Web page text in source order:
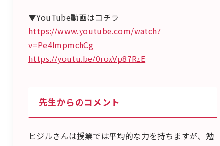
▼YouTube動画はコチラ
https://www.youtube.com/watch?
v=Pe4lmpmchCg
https://youtu.be/0roxVp87RzE
先生からのコメント
ヒジルさんは授業では平均的な力を持ちますが、勉